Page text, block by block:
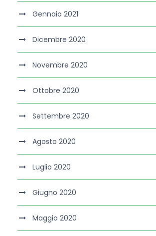
Gennaio 2021
Dicembre 2020
Novembre 2020
Ottobre 2020
Settembre 2020
Agosto 2020
Luglio 2020
Giugno 2020
Maggio 2020